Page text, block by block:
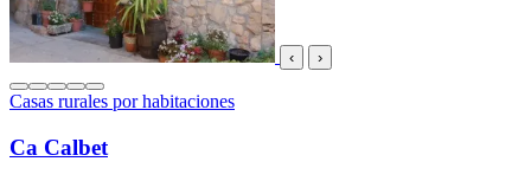
‹ ›
Casas rurales por habitaciones
Ca Calbet